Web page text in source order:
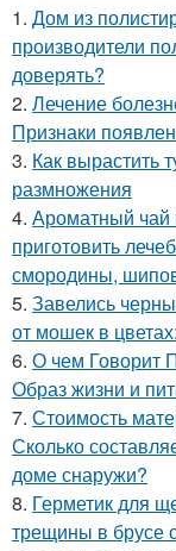
1. Дом из
производители
доверять?
2. Лечение
Признаки
3. Как вырастить
размножения
4. Ароматный чай
приготовить
смородины,
5. Завелись
от мошек в
6. О чем Говорит
Образ жизни и
7. Стоимость
Сколько
доме снаружи?
8. Герметик для
трещины в брусе